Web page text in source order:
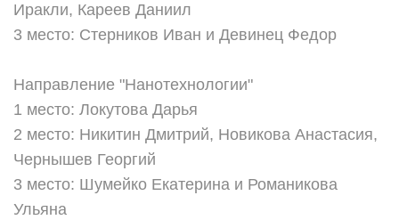
Иракли, Кареев Даниил
3 место: Стерников Иван и Девинец Федор
Направление "Нанотехнологии"
1 место: Локутова Дарья
2 место: Никитин Дмитрий, Новикова Анастасия,
Чернышев Георгий
3 место: Шумейко Екатерина и Романикова
Ульяна